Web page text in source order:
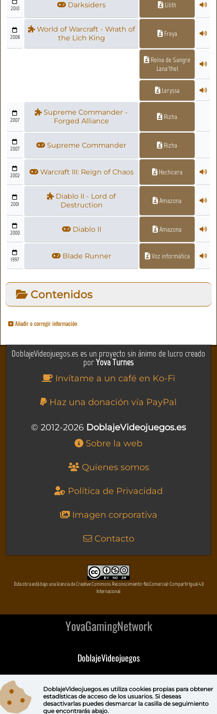
2010 Darksiders Lilith
2008
World of Warcraft - Wrath of
the Lich King
Freya
Reina de Sangre
Lana'thel
Leryssa
2007
Supreme Commander -
Forged Alliance
Rizha
2007 Supreme Commander Rizha
2002 Warcraft III: Reign of Chaos Hechicera
2001
Diablo II - Lord of
Destruction
Amazona
2000 Diablo II Amazona
1997 Blade Runner Voz informática
Contenidos
Añadir o corregir información
DoblajeVideojuegos.es es un proyecto sin ánimo de lucro creado
porYova Turnes
Invítame a un café en Ko-Fi
Haz una donación vía PayPal
© 2012-2026 DoblajeVideojuegos.es
Sobre la web
Quienes somos
Política de Privacidad
Imagen corporativa
Contacto
Esta obra está bajo una licencia de Creative Commons Reconocimiento-NoComercial-CompartirIgual 4.0
Internacional
YovaGamingNetwork
DoblajeVideojuegos
DeVuego
DeVuego GAL
DoblajeVideojuegos.es utiliza cookies propiaspara obtener
estadísticas de acceso de los usuarios. Si deseas
desactivarlas puedes desmarcar la casilla de seguimiento
que encontrarás abajo.